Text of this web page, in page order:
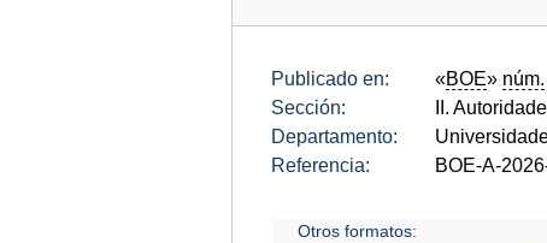
Publicado en: «BOE» núm.
Sección:
II.
Departamento:
Referencia:
BOE-A-
Otros formatos: